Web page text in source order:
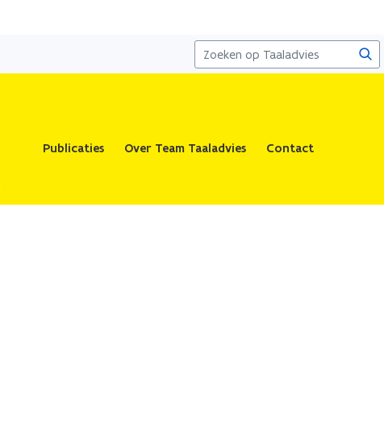
Publicaties Over Team Taaladvies Contact